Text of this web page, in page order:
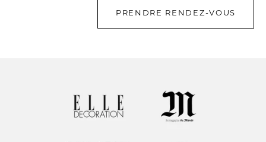
PRENDRE RENDEZ-VOUS